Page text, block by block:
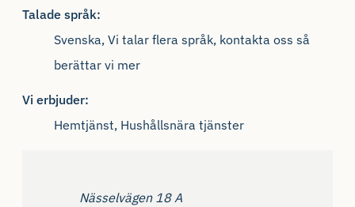
Talade språk:
Svenska, Vi talar flera språk, kontakta oss så
berättar vi mer
Vi erbjuder:
Hemtjänst, Hushållsnära tjänster
AdressNässelvägen 18 A